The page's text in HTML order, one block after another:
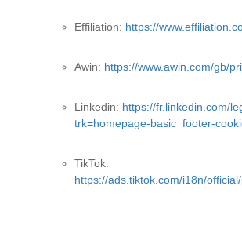
Effiliation: https://
Awin: https://www.awin.com/gb/
Linkedin: https://fr.linkedin.com/
trk=homepage-basic_footer-
TikTok:
https://ads.tiktok.com/i18n/